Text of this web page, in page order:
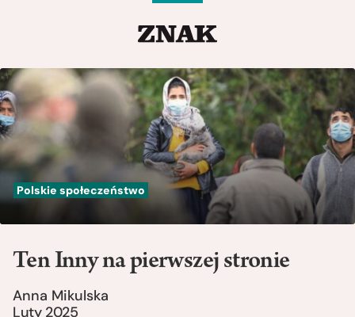
Polskie społeczeństwo
Ten Inny na pierwszej stronie
Anna Mikulska
Luty 2025